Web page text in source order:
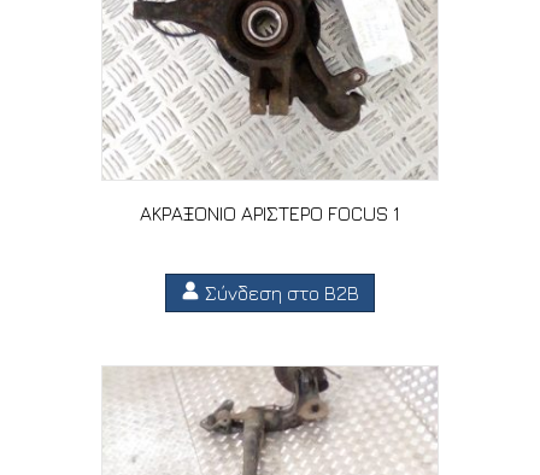
ΑΚΡΑΞΟΝΙΟ ΑΡΙΣΤΕΡΟ FOCUS 1
Σύνδεση στο B2B